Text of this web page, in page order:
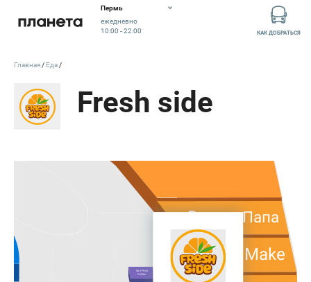
Пермь
ежедневно
10:00 - 22:00
КАК ДОБРАТЬСЯ
Fresh side
TomYumBar
Восток-Папа
Sushi Make
One Price
Coffee
Главная Еда